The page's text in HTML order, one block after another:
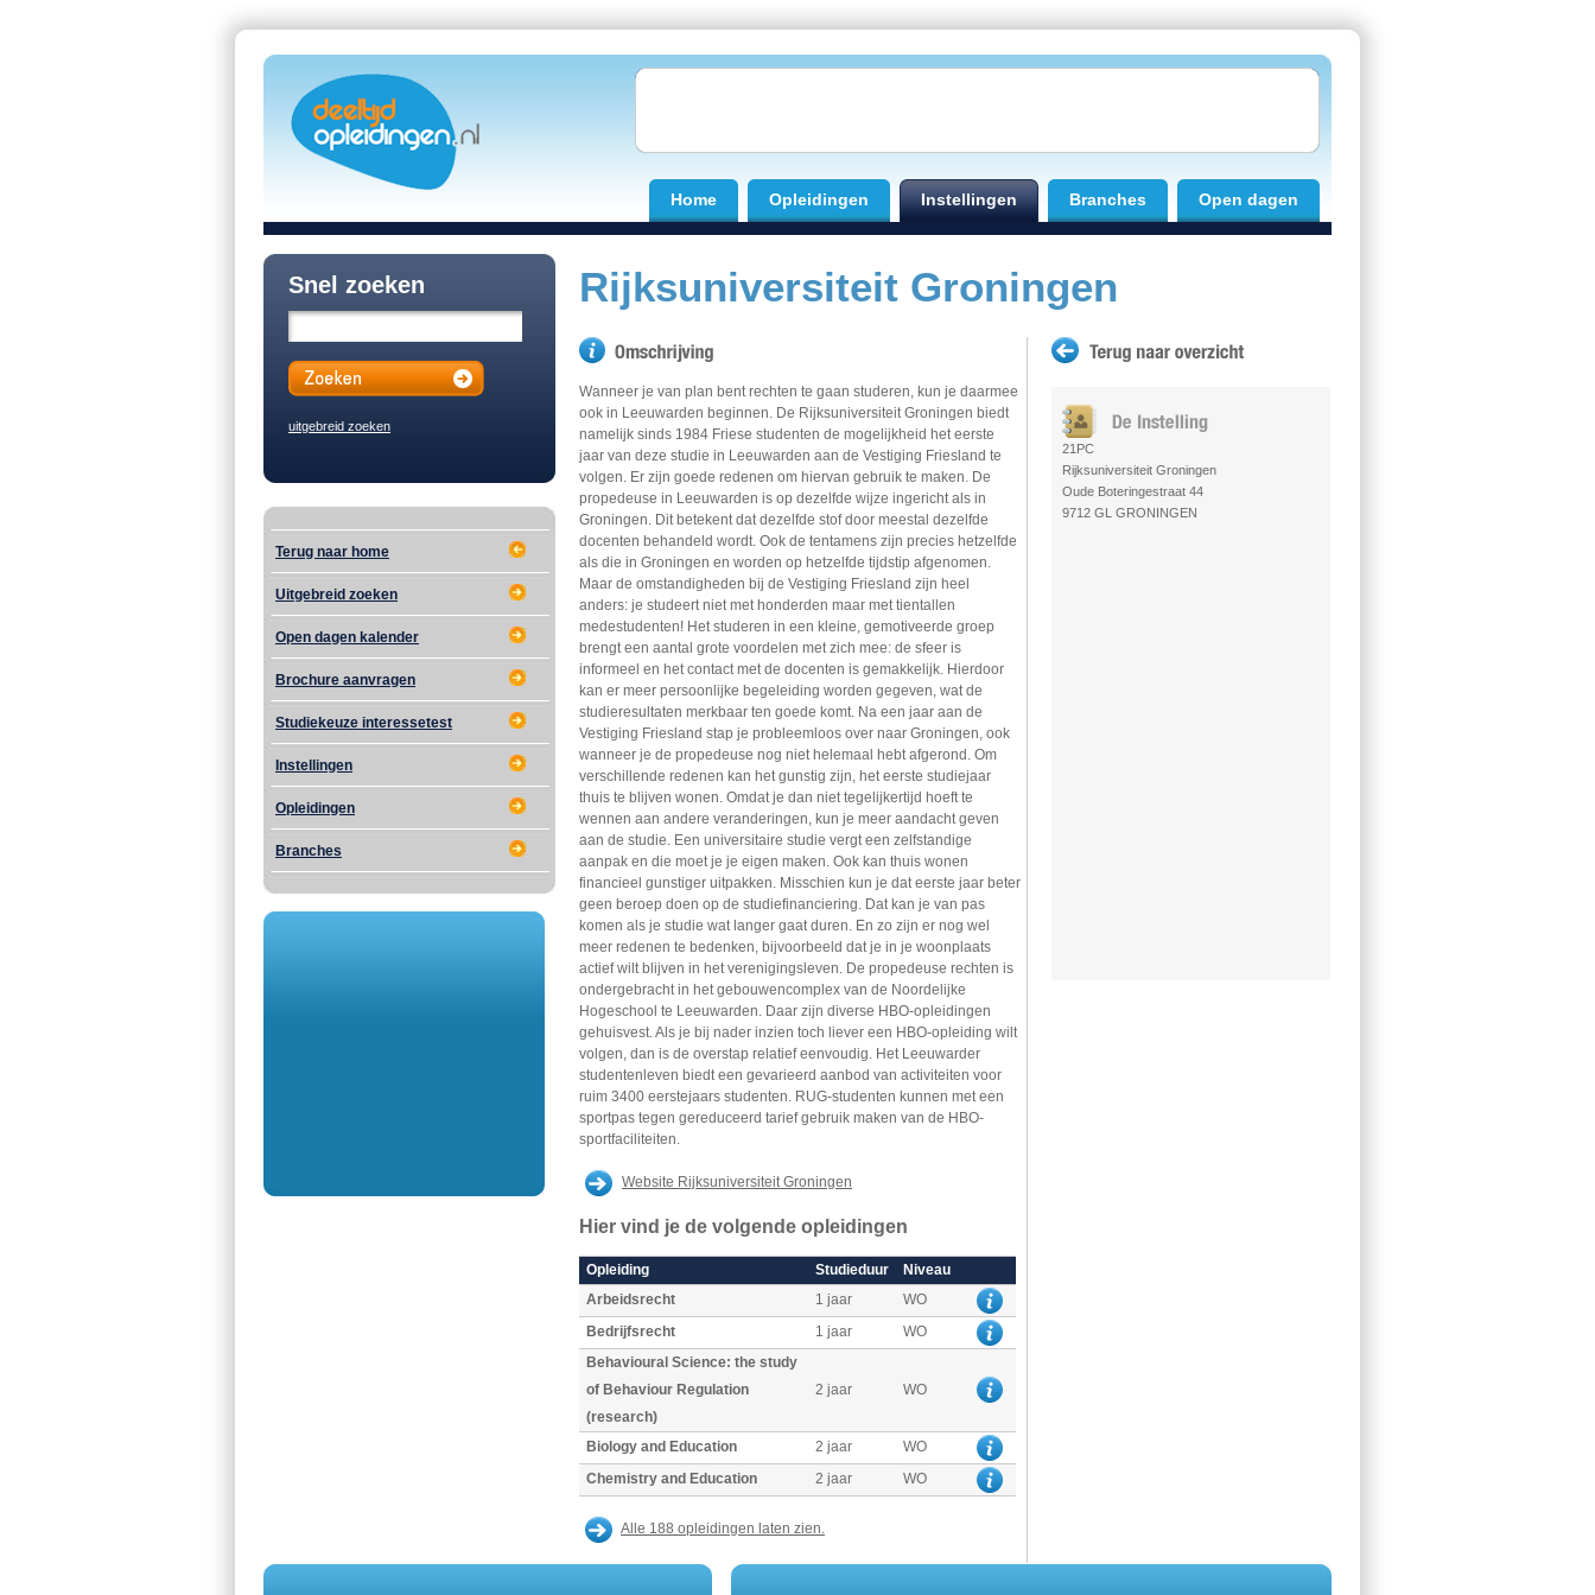
Home Opleidingen Instellingen Branches Open dagen
Snel zoeken
uitgebreid zoeken
Terug naar home
Uitgebreid zoeken
Open dagen kalender
Brochure aanvragen
Studiekeuze interessetest
Instellingen
Opleidingen
Branches
Rijksuniversiteit Groningen
Wanneer je van plan bent rechten te gaan studeren, kun je daarmee
ook in Leeuwarden beginnen. De Rijksuniversiteit Groningen biedt
namelijk sinds 1984 Friese studenten de mogelijkheid het eerste
jaar van deze studie in Leeuwarden aan de Vestiging Friesland te
volgen. Er zijn goede redenen om hiervan gebruik te maken. De
propedeuse in Leeuwarden is op dezelfde wijze ingericht als in
Groningen. Dit betekent dat dezelfde stof door meestal dezelfde
docenten behandeld wordt. Ook de tentamens zijn precies hetzelfde
als die in Groningen en worden op hetzelfde tijdstip afgenomen.
Maar de omstandigheden bij de Vestiging Friesland zijn heel
anders: je studeert niet met honderden maar met tientallen
medestudenten! Het studeren in een kleine, gemotiveerde groep
brengt een aantal grote voordelen met zich mee: de sfeer is
informeel en het contact met de docenten is gemakkelijk. Hierdoor
kan er meer persoonlijke begeleiding worden gegeven, wat de
studieresultaten merkbaar ten goede komt. Na een jaar aan de
Vestiging Friesland stap je probleemloos over naar Groningen, ook
wanneer je de propedeuse nog niet helemaal hebt afgerond. Om
verschillende redenen kan het gunstig zijn, het eerste studiejaar
thuis te blijven wonen. Omdat je dan niet tegelijkertijd hoeft te
wennen aan andere veranderingen, kun je meer aandacht geven
aan de studie. Een universitaire studie vergt een zelfstandige
aanpak en die moet je je eigen maken. Ook kan thuis wonen
financieel gunstiger uitpakken. Misschien kun je dat eerste jaar beter
geen beroep doen op de studiefinanciering. Dat kan je van pas
komen als je studie wat langer gaat duren. En zo zijn er nog wel
meer redenen te bedenken, bijvoorbeeld dat je in je woonplaats
actief wilt blijven in het verenigingsleven. De propedeuse rechten is
ondergebracht in het gebouwencomplex van de Noordelijke
Hogeschool te Leeuwarden. Daar zijn diverse HBO-opleidingen
gehuisvest. Als je bij nader inzien toch liever een HBO-opleiding wilt
volgen, dan is de overstap relatief eenvoudig. Het Leeuwarder
studentenleven biedt een gevarieerd aanbod van activiteiten voor
ruim 3400 eerstejaars studenten. RUG-studenten kunnen met een
sportpas tegen gereduceerd tarief gebruik maken van de HBO-
sportfaciliteiten.
Website Rijksuniversiteit Groningen
Hier vind je de volgende opleidingen
Opleiding Studieduur
Niveau
Arbeidsrecht
1 jaar
WO
Bedrijfsrecht
1 jaar
WO
Behavioural Science: the study
of Behaviour Regulation
(research)
2 jaar WO
Biology and Education 2 jaar
WO
Chemistry and Education
2 jaar WO
Alle 188 opleidingen laten zien.
21PC
Rijksuniversiteit Groningen
Oude Boteringestraat 44
9712 GL GRONINGEN